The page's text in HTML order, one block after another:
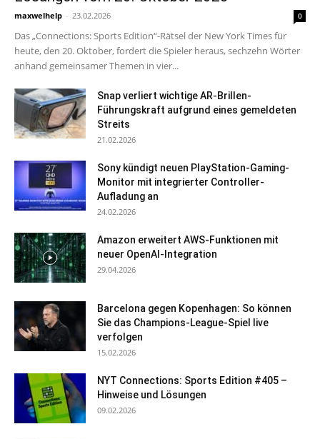
maxwelhelp - 23.02.2026 0
Das „Connections: Sports Edition“-Rätsel der New York Times für
heute, den 20. Oktober, fordert die Spieler heraus, sechzehn Wörter
anhand gemeinsamer Themen in vier...
Snap verliert wichtige AR-Brillen-
Führungskraft aufgrund eines gemeldeten
Streits
21.02.2026
Sony kündigt neuen PlayStation-Gaming-
Monitor mit integrierter Controller-
Aufladung an
24.02.2026
Amazon erweitert AWS-Funktionen mit
neuer OpenAI-Integration
29.04.2026
Barcelona gegen Kopenhagen: So können
Sie das Champions-League-Spiel live
verfolgen
15.02.2026
NYT Connections: Sports Edition #405 –
Hinweise und Lösungen
09.02.2026